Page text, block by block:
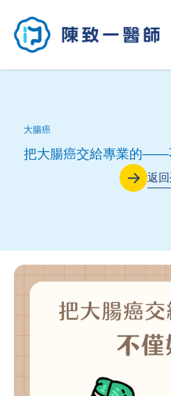
大腸癌
把大腸癌交給專業的——
返